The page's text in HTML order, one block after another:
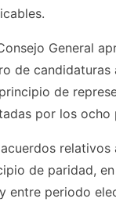
General
de candidaturas
de
por los ocho
relativos
de paridad, en
entre periodo